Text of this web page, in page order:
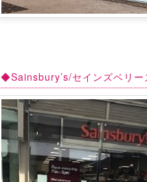
◆Sainsbury’s/セインズベリ